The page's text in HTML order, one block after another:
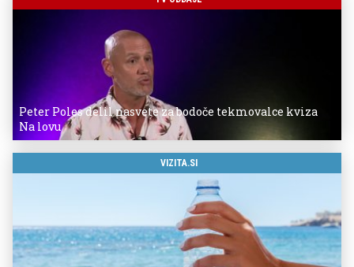
Peter Poles delil nasvete za bodoče tekmovalce kviza
Na lovu
VIZITA.SI